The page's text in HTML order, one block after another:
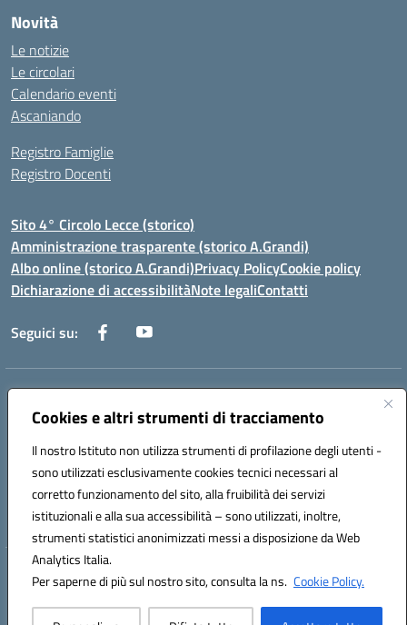
Cookies e altri strumenti di tracciamento
Il nostro Istituto non utilizza strumenti di profilazione degli utenti -
sono utilizzati esclusivamente cookies tecnici necessari al
corretto funzionamento del sito, alla fruibilità dei servizi
istituzionali e alla sua accessibilità – sono utilizzati, inoltre,
strumenti statistici anonimizzati messi a disposizione da Web
Analytics Italia.
Per saperne di più sul nostro sito, consulta la ns. Cookie Policy.
Novità
Le notizie
Le circolari
Calendario eventi
Ascaniando
Registro Famiglie
Registro Docenti
Sito 4° Circolo Lecce (storico)
Amministrazione trasparente (storico A.Grandi)
Albo online (storico A.Grandi)Privacy PolicyCookie policy
Dichiarazione di accessibilitàNote legaliContatti
Seguici su:
Indirizzo:
Centralino:0832/346889 Email:leic8av008@istruzione.it
Codice fiscale: 93173040754
Codice meccanografico:
LEIC8AV008
Codice Indice delle Pubbliche Amministrazioni (IPA): BZRH652R
Hosting & Powered by 3D Solution S.r.l.
Concept & Design by Designers Italia